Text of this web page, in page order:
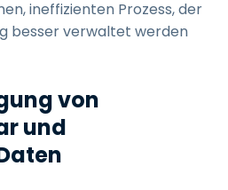
ineffizienten Prozess, der
besser verwaltet werden
von
und